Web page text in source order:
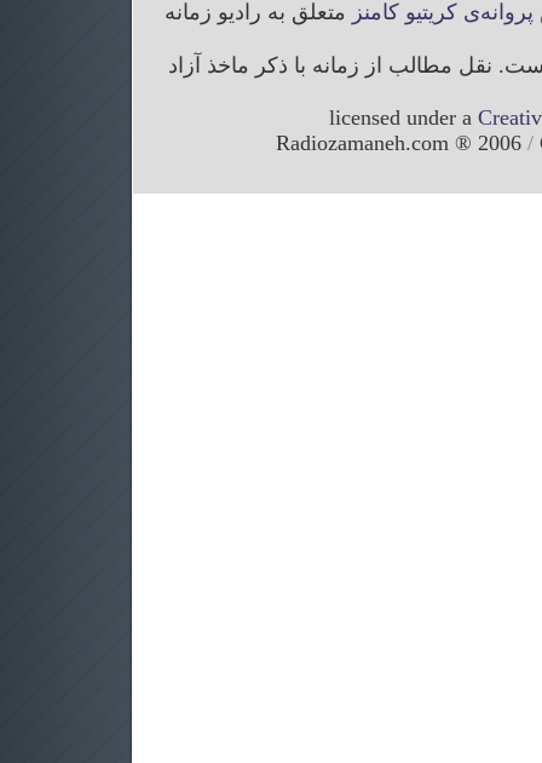
پروانه‌ی کریتیو کامنز متعلق به رادیو زمانه
نقل مطالب از زمانه با ذکر ماخذ آزاد
licensed under a
/